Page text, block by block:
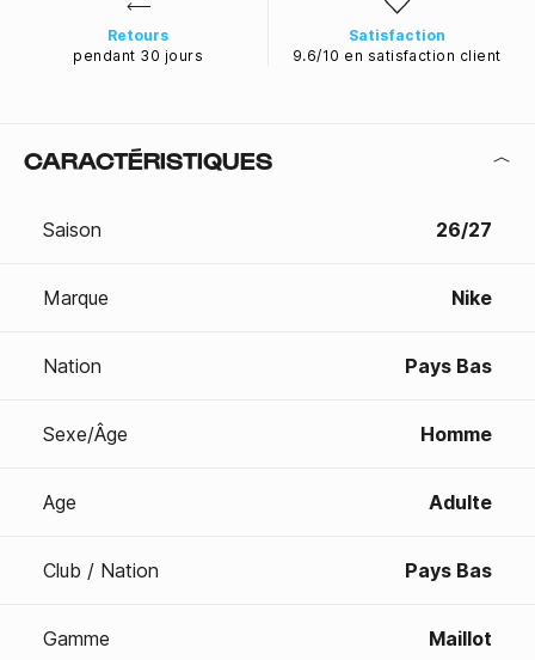
Retours
pendant 30 jours
Satisfaction
9.6/10 en satisfaction client
CARACTÉRISTIQUES
Saison 26/27
Marque Nike
Nation Pays Bas
Sexe/Âge Homme
Age Adulte
Club / Nation Pays Bas
Gamme Maillot